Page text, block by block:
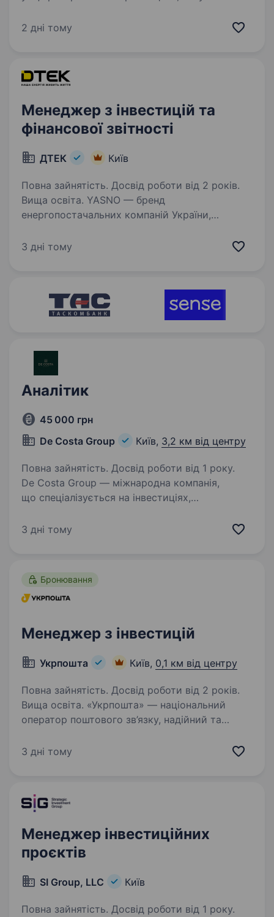
розвиваємо виробничі системи та будуємо
2 дні тому
Менеджер з інвестицій та
фінансової звітності
ДТЕК Київ
Повна зайнятість. Досвід роботи від 2 років.
Вища освіта. YASNO — бренд
енергопостачальних компаній України,
та енергоефективними рішеннями 2,5 млн
3 дні тому
Аналітик
45 000 грн
De Costa Group
Київ, 3,2 км від центру
Повна зайнятість. Досвід роботи від 1 року.
De Costa Group — міжнародна компанія,
що спеціалізується на інвестиціях,
Ми надаємо нашим клієнтам індивідуальні
3 дні тому
Бронювання
Менеджер з інвестицій
Укрпошта Київ, 0,1 км від центру
Повна зайнятість. Досвід роботи від 2 років.
Вища освіта. «Укрпошта» — національний
оператор поштового зв’язку, надійний та
команда «Укрпошти» — це фахівці, які
3 дні тому
Менеджер інвестиційних
проєктів
SI Group, LLC Київ
Повна зайнятість. Досвід роботи від 1 року.